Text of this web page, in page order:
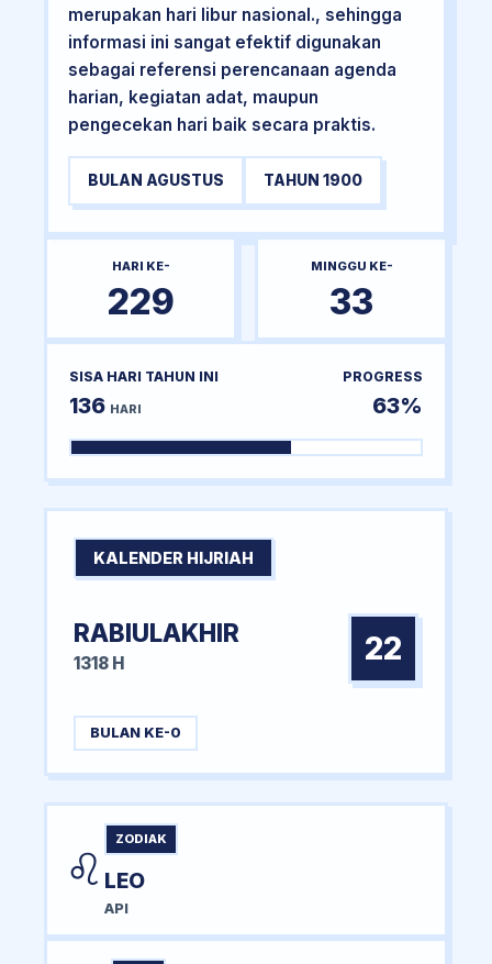
merupakan hari libur nasional., sehingga
informasi ini sangat efektif digunakan
sebagai referensi perencanaan agenda
harian, kegiatan adat, maupun
pengecekan hari baik secara praktis.
BULAN AGUSTUS TAHUN 1900
HARI KE-
229
MINGGU KE-
33
SISA HARI TAHUN INI
136 HARI
PROGRESS
63%
KALENDER HIJRIAH
RABIULAKHIR
1318 H 22
BULAN KE-0
♌
ZODIAK
LEO
API